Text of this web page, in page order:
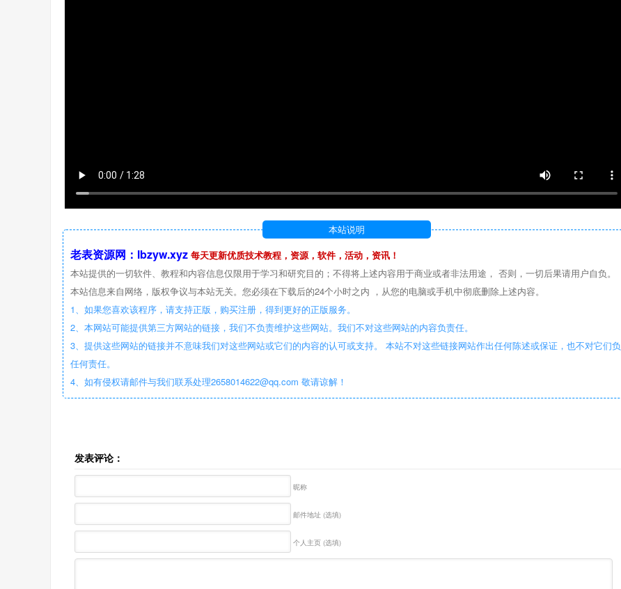
本站说明
老表资源网：lbzyw.xyz 每天更新优质技术教程，资源，软件，活动，资讯！
本站提供的一切软件、教程和内容信息仅限用于学习和研究目的；不得将上述内容用于商业或者非法用途， 否则，一切后果请用户自负。
本站信息来自网络，版权争议与本站无关。您必须在下载后的24个小时之内 ，从您的电脑或手机中彻底删除上述内容。
1、如果您喜欢该程序，请支持正版，购买注册，得到更好的正版服务。
2、本网站可能提供第三方网站的链接，我们不负责维护这些网站。我们不对这些网站的内容负责任。
3、提供这些网站的链接并不意味我们对这些网站或它们的内容的认可或支持。 本站不对这些链接网站作出任何陈述或保证，也不对它们负
任何责任。
4、如有侵权请邮件与我们联系处理2658014622@qq.com 敬请谅解！
发表评论：
昵称
邮件地址 (选填)
个人主页 (选填)